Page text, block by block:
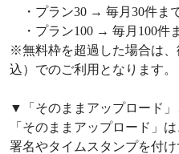
・プラン30 → 毎月30件ま
・プラン100 → 毎月100件
※無料枠を超過した場合は
込）でのご利用となります。
▼「そのままアップロード」
「そのままアップロード」
署名やタイムスタンプを付